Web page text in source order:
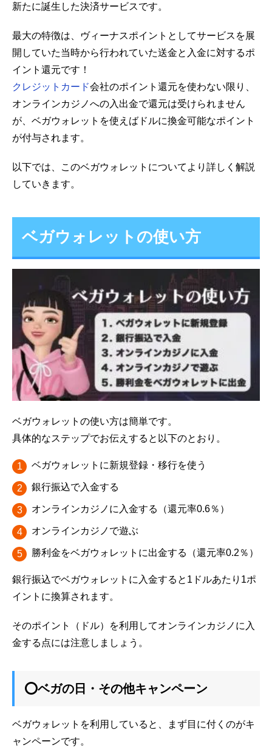
新たに誕生した決済サービスです。
最大の特徴は、ヴィーナスポイントとしてサービスを展
開していた当時から行われていた送金と入金に対するポ
イント還元です！
クレジットカード会社のポイント還元を使わない限り、
オンラインカジノへの入出金で還元は受けられません
が、ベガウォレットを使えばドルに換金可能なポイント
が付与されます。
以下では、このベガウォレットについてより詳しく解説
していきます。
ベガウォレットの使い方
ベガウォレットの使い方は簡単です。
具体的なステップでお伝えすると以下のとおり。
ベガウォレットに新規登録・移行を使う
銀行振込で入金する
オンラインカジノに入金する（還元率0.6％）
オンラインカジノで遊ぶ
勝利金をベガウォレットに出金する（還元率0.2％）
銀行振込でベガウォレットに入金すると1ドルあたり1ポ
イントに換算されます。
そのポイント（ドル）を利用してオンラインカジノに入
金する点には注意しましょう。
⭕ベガの日・その他キャンペーン
ベガウォレットを利用していると、まず目に付くのがキ
ャンペーンです。